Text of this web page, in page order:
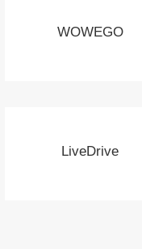
WOWEGO
LiveDrive